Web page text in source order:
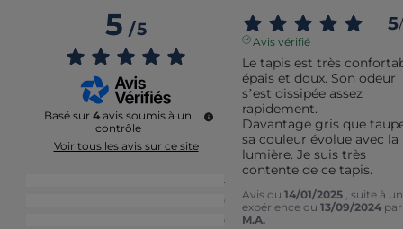
5/5
Basé sur 4 avis soumis à un
contrôle
Voir tous les avis sur ce site
4
0
0
5/
Avis vérifié
Le tapis est très
épais et doux. Son odeur
s’est dissipée assez
rapidement.
Davantage gris que
sa couleur évolue avec la
lumière. Je suis très
contente de ce tapis.
Avis du 14/01/2025
, suite à
expérience du 13/09/2024 par
M.A.